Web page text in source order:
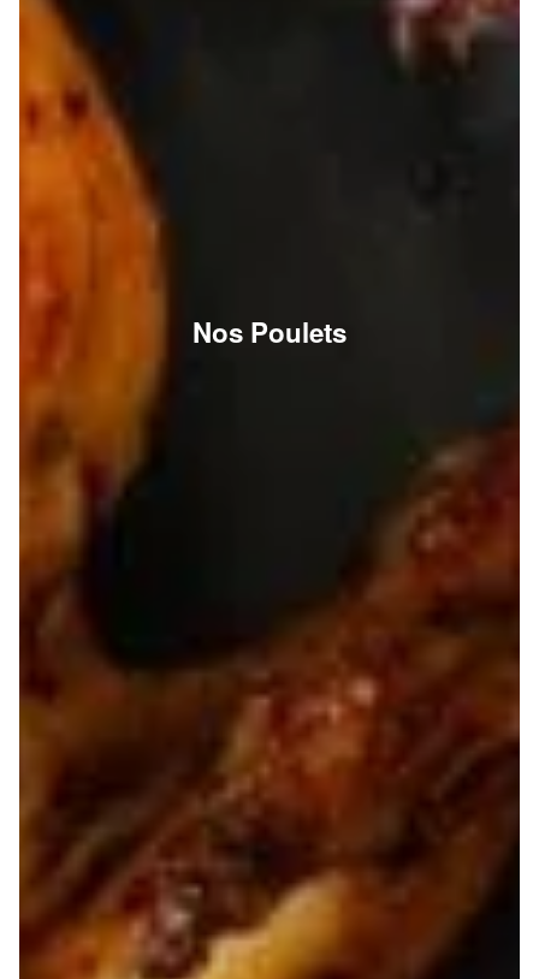
Nos Poulets